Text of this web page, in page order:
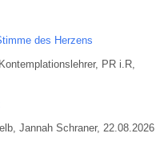
des Herzens
PR i.R,
Jannah Schraner, 22.08.2026